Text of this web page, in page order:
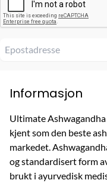
Informasjon
Ultimate
kjent som den beste
markedet.
og standardisert form
brukt i ayurvedisk